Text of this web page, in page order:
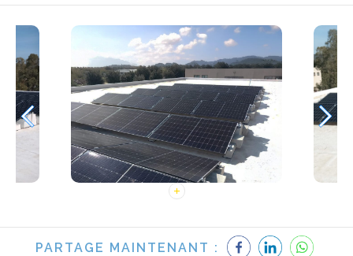
PARTAGE MAINTENANT :